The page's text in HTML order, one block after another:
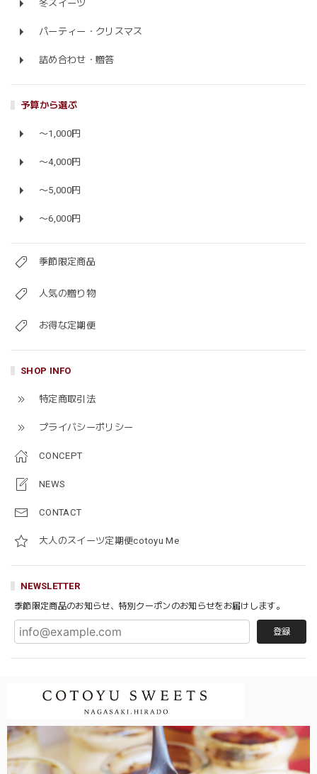
冬スイーツ
パーティー・クリスマス
詰め合わせ・贈答
予算から選ぶ
〜1,000円
〜4,000円
〜5,000円
〜6,000円
季節限定商品
人気の贈り物
お得な定期便
SHOP INFO
特定商取引法
プライバシーポリシー
CONCEPT
NEWS
CONTACT
大人のスイーツ定期便cotoyu Me
NEWSLETTER
季節限定商品のお知らせ、特別クーポンのお知らせをお届けします。
登録